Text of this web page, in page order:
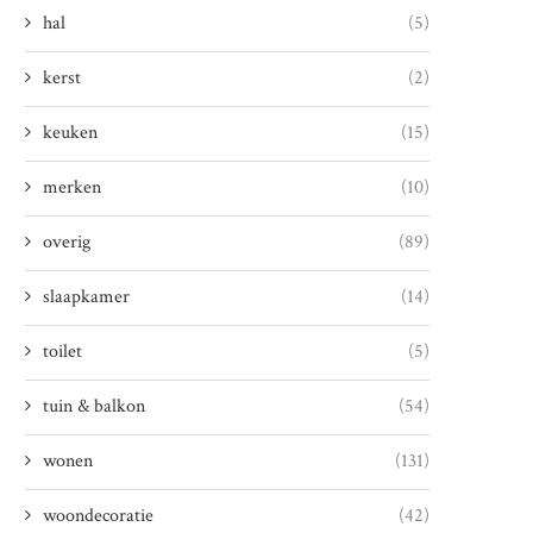
hal (5)
kerst (2)
keuken (15)
merken (10)
overig (89)
slaapkamer (14)
toilet (5)
tuin & balkon (54)
wonen (131)
woondecoratie (42)